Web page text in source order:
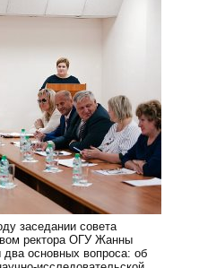
заседании совета
ректора ОГУ Жанны
основных вопроса: об